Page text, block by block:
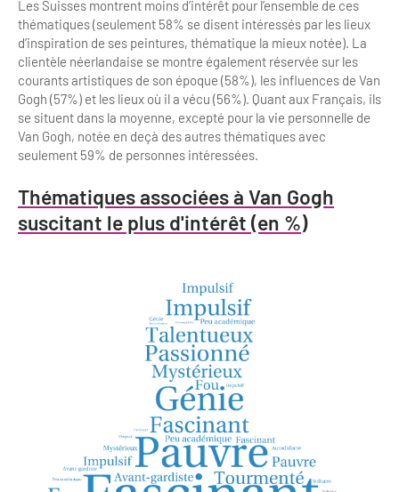
Les Suisses montrent moins d’intérêt pour l’ensemble de ces
thématiques (seulement 58% se disent intéressés par les lieux
d’inspiration de ses peintures, thématique la mieux notée). La
clientèle néerlandaise se montre également réservée sur les
courants artistiques de son époque (58%), les influences de Van
Gogh (57%) et les lieux où il a vécu (56%). Quant aux Français, ils
se situent dans la moyenne, excepté pour la vie personnelle de
Van Gogh, notée en deçà des autres thématiques avec
seulement 59% de personnes intéressées.
Thématiques associées à Van Gogh
suscitant le plus d'intérêt (en %)